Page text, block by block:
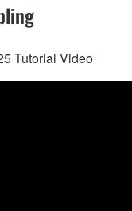
Tutorial Video